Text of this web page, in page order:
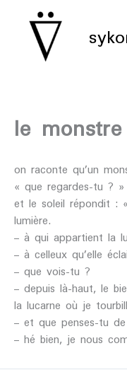
contenu
le
on raconte qu’un
« que regardes-tu ? »
et le soleil répondit :
lumière.
– à qui appartient la
– à celleux qu’elle
– que vois-tu ?
– depuis là-haut, le
la lucarne où je
– et que penses-tu
– hé bien, je nous